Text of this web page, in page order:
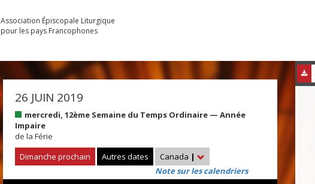
Association Épiscopale Liturgique
pour les pays Francophones
26 JUIN 2019
mercredi, 12ème Semaine du Temps Ordinaire — Année
Impaire
de la Férie
Dimanche prochain
Autres dates Canada |
Note sur les calendriers